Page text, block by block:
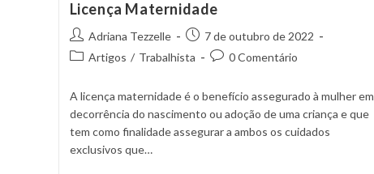
Licença Maternidade
Adriana Tezzelle
7 de outubro de 2022
Artigos / Trabalhista 0 Comentário
A licença maternidade é o benefício assegurado à mulher em
decorrência do nascimento ou adoção de uma criança e que
tem como finalidade assegurar a ambos os cuidados
exclusivos que…